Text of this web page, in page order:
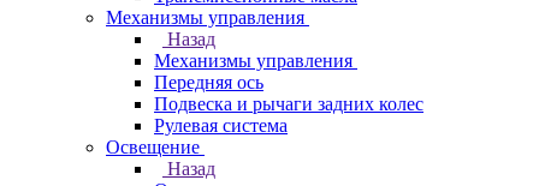
Механизмы управления
Назад
Механизмы управления
Передняя ось
Подвеска и рычаги задних колес
Рулевая система
Освещение
Назад